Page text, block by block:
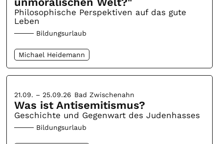
Philosophische Perspektiven auf das gute
Leben
Bildungsurlaub
Michael Heidemann
21.09. – 25.09.26 Bad Zwischenahn
Was ist Antisemitismus?
Geschichte und Gegenwart des Judenhasses
Bildungsurlaub